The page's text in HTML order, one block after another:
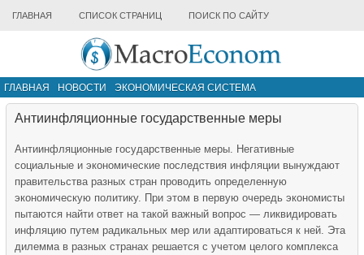
ГЛАВНАЯ СПИСОК СТРАНИЦ ПОИСК ПО САЙТУ
ГЛАВНАЯ НОВОСТИ
ЭКОНОМИЧЕСКАЯ СИСТЕМА
ИНФРАСТРУКТУРА РЫНКА
Антиинфляционные государственные меры
Антиинфляционные государственные меры. Негативные
социальные и экономические последствия инфляции вынуждают
правительства разных стран проводить определенную
экономическую политику. При этом в первую очередь экономисты
пытаются найти ответ на такой важный вопрос — ликвидировать
инфляцию путем радикальных мер или адаптироваться к ней. Эта
дилемма в разных странах решается с учетом целого комплекса